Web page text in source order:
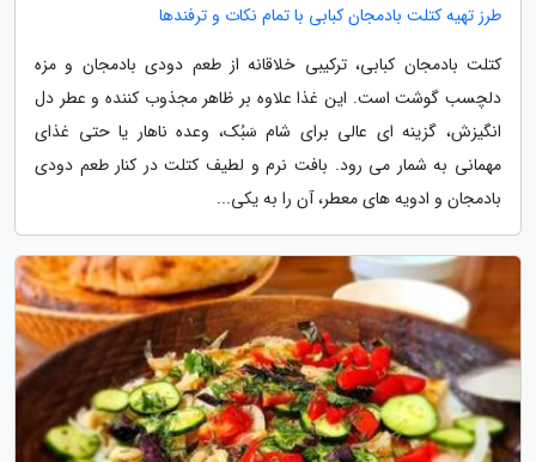
طرز تهیه کتلت بادمجان کبابی با تمام نکات و ترفندها
کتلت بادمجان کبابی، ترکیبی خلاقانه از طعم دودی بادمجان و مزه
دلچسب گوشت است. این غذا علاوه بر ظاهر مجذوب کننده و عطر دل
انگیزش، گزینه ای عالی برای شام سَبُک، وعده ناهار یا حتی غذای
مهمانی به شمار می رود. بافت نرم و لطیف کتلت در کنار طعم دودی
بادمجان و ادویه های معطر، آن را به یکی...